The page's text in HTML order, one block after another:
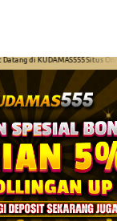
Online Terpercaya